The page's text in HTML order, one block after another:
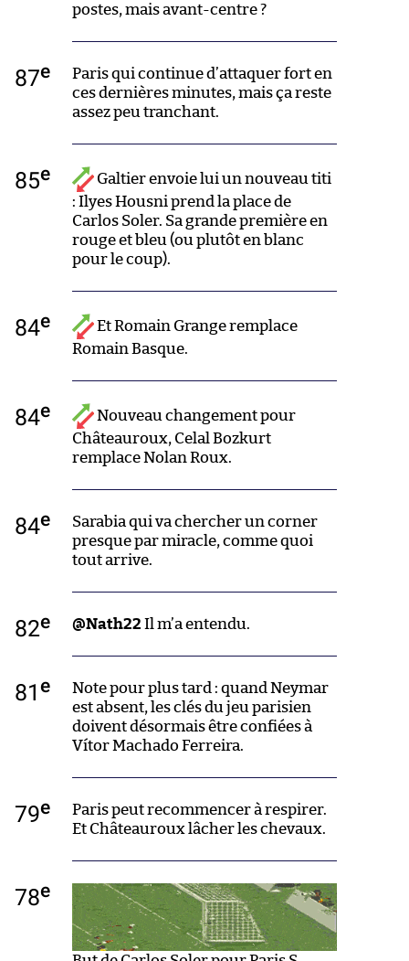
postes, mais avant-centre ?
87e
Paris qui continue d’attaquer fort en
ces dernières minutes, mais ça reste
assez peu tranchant.
85e
Galtier envoie lui un nouveau titi
: Ilyes Housni prend la place de
Carlos Soler. Sa grande première en
rouge et bleu (ou plutôt en blanc
pour le coup).
84e
Et Romain Grange remplace
Romain Basque.
84e
Nouveau changement pour
Châteauroux, Celal Bozkurt
remplace Nolan Roux.
84e
Sarabia qui va chercher un corner
presque par miracle, comme quoi
tout arrive.
82e @Nath22 Il m’a entendu.
81 e
Note pour plus tard : quand Neymar
est absent, les clés du jeu parisien
doivent désormais être confiées à
Vítor Machado Ferreira.
79e
Paris peut recommencer à respirer.
Et Châteauroux lâcher les chevaux.
78e